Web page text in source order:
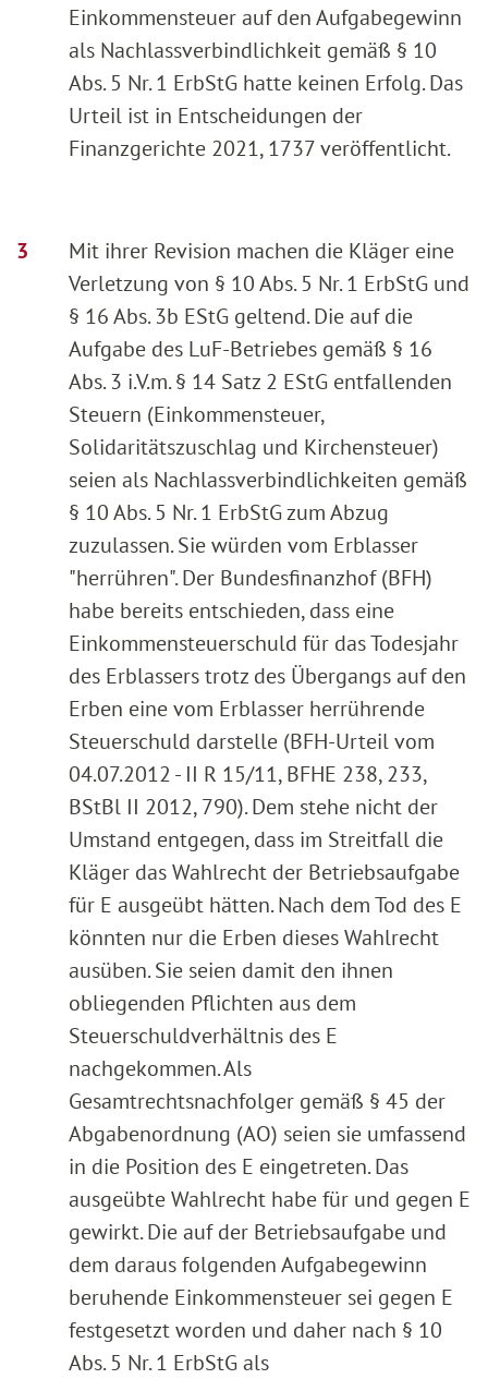
Einkommensteuer auf den Aufgabegewinn
als Nachlassverbindlichkeit gemäß § 10
Abs. 5 Nr. 1 ErbStG hatte keinen Erfolg. Das
Urteil ist in Entscheidungen der
Finanzgerichte 2021, 1737 veröffentlicht.
Mit ihrer Revision machen die Kläger eine
Verletzung von § 10 Abs. 5 Nr. 1 ErbStG und
§ 16 Abs. 3b EStG geltend. Die auf die
Aufgabe des LuF-Betriebes gemäß § 16
Abs. 3 i.V.m. § 14 Satz 2 EStG entfallenden
Steuern (Einkommensteuer,
Solidaritätszuschlag und Kirchensteuer)
seien als Nachlassverbindlichkeiten gemäß
§ 10 Abs. 5 Nr. 1 ErbStG zum Abzug
zuzulassen. Sie würden vom Erblasser
"herrühren". Der Bundesfinanzhof (BFH)
habe bereits entschieden, dass eine
Einkommensteuerschuld für das Todesjahr
des Erblassers trotz des Übergangs auf den
Erben eine vom Erblasser herrührende
Steuerschuld darstelle (BFH-Urteil vom
04.07.2012 - II R 15/11, BFHE 238, 233,
BStBl II 2012, 790). Dem stehe nicht der
Umstand entgegen, dass im Streitfall die
Kläger das Wahlrecht der Betriebsaufgabe
für E ausgeübt hätten. Nach dem Tod des E
könnten nur die Erben dieses Wahlrecht
ausüben. Sie seien damit den ihnen
obliegenden Pflichten aus dem
Steuerschuldverhältnis des E
nachgekommen. Als
Gesamtrechtsnachfolger gemäß § 45 der
Abgabenordnung (AO) seien sie umfassend
in die Position des E eingetreten. Das
ausgeübte Wahlrecht habe für und gegen E
gewirkt. Die auf der Betriebsaufgabe und
dem daraus folgenden Aufgabegewinn
beruhende Einkommensteuer sei gegen E
festgesetzt worden und daher nach § 10
Abs. 5 Nr. 1 ErbStG als